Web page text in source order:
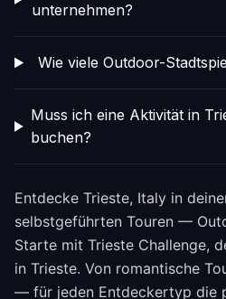
unternehmen?
Wie viele Outdoor-
Muss ich eine Aktivität in
buchen?
Entdecke Trieste, Italy in
selbstgeführten Touren —
Starte mit Trieste Challenge,
in Trieste. Von romantische
— für jeden Entdeckertyp die